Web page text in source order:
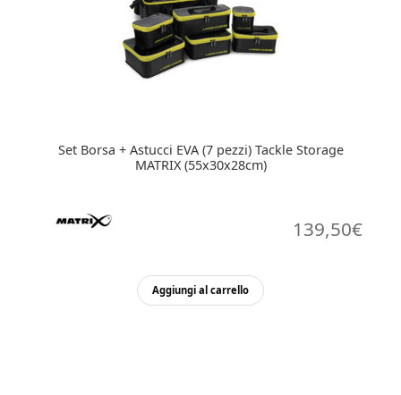
Set Borsa + Astucci EVA (7 pezzi) Tackle Storage
MATRIX (55x30x28cm)
139,50€
Aggiungi al carrello